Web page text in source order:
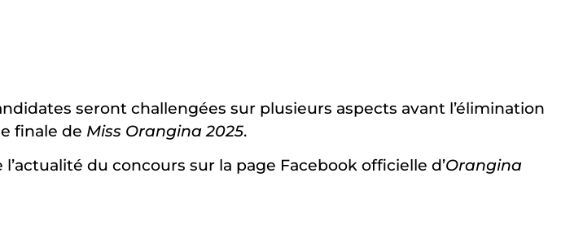
seront challengées sur plusieurs aspects avant l’élimination
finale de Miss Orangina 2025.
du concours sur la page Facebook officielle d’Orangina